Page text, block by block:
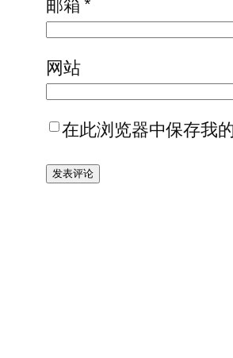
邮箱 *
网站
在此浏览器中保存我